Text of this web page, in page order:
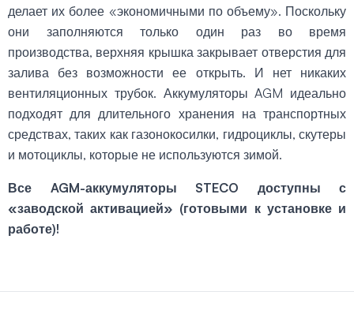
делает их более «экономичными по объему». Поскольку
они заполняются только один раз во время
производства, верхняя крышка закрывает отверстия для
залива без возможности ее открыть. И нет никаких
вентиляционных трубок. Аккумуляторы AGM идеально
подходят для длительного хранения на транспортных
средствах, таких как газонокосилки, гидроциклы, скутеры
и мотоциклы, которые не используются зимой.
Все AGM-аккумуляторы STECO доступны с
«заводской активацией» (готовыми к установке и
работе)!